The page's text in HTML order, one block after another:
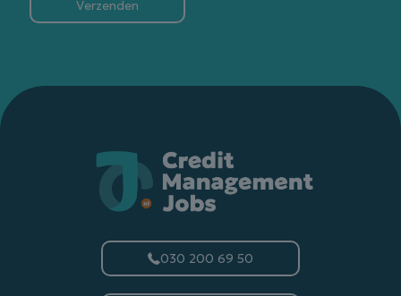
030 200 69 50